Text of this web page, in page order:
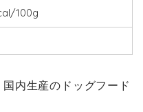
100g
内生産のドッグフード